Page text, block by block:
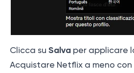
Clicca su Salva per applicare
Acquistare Netflix a meno con